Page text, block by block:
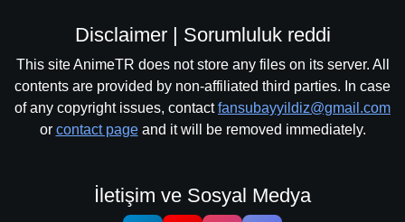
Disclaimer | Sorumluluk reddi
This site AnimeTR does not store any files on its server. All
contents are provided by non-affiliated third parties. In case
of any copyright issues, contactfansubayyildiz@gmail.com
or contact pageand it will be removed immediately.
İletişim ve Sosyal Medya